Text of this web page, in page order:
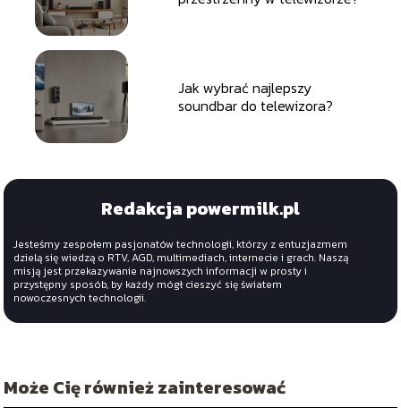
Jak wybrać najlepszy
soundbar do telewizora?
Redakcja powermilk.pl
Jesteśmy zespołem pasjonatów technologii, którzy z entuzjazmem
dzielą się wiedzą o RTV, AGD, multimediach, internecie i grach. Naszą
misją jest przekazywanie najnowszych informacji w prosty i
przystępny sposób, by każdy mógł cieszyć się światem
nowoczesnych technologii.
Może Cię również zainteresować